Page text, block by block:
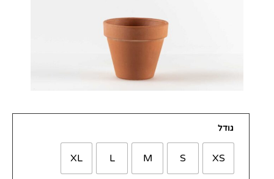
גודל
XS
S
M
L
XL
של
עציץ
טרקוטה
קלאסי